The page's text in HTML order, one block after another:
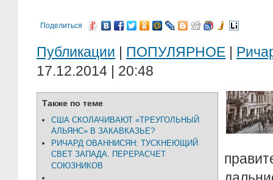
Поделиться
Публикации | ПОПУЛЯРНОЕ |
17.12.2014 | 20:48
Также по теме
США СКОЛАЧИВАЮТ «ТРЕУГОЛЬНЫЙ
АЛЬЯНС» В ЗАКАВКАЗЬЕ?
РИЧАРД ОВАННИСЯН: ТУСКНЕЮЩИЙ
СВЕТ ЗАПАДА. ПЕРЕРАСЧЕТ
СОЮЗНИКОВ